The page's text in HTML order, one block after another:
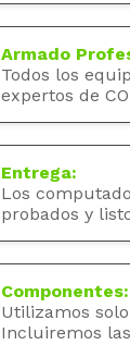
Armado
Todos los
expertos de
Entrega:
Los
probados y
Componentes:
Utilizamos
Incluiremos